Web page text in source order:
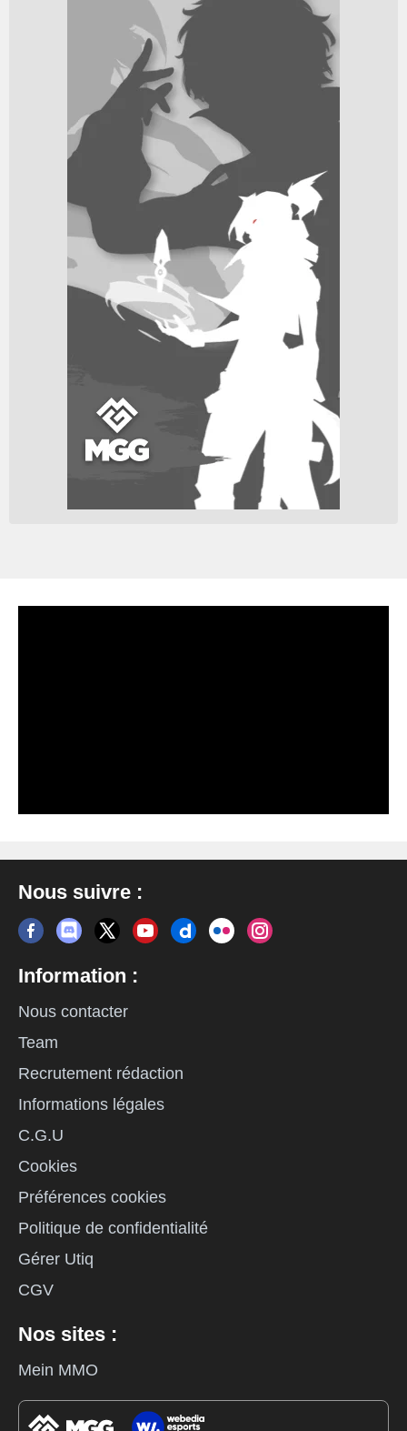
Nous suivre :
Information :
Nous contacter
Team
Recrutement rédaction
Informations légales
C.G.U
Cookies
Préférences cookies
Politique de confidentialité
Gérer Utiq
CGV
Nos sites :
Mein MMO